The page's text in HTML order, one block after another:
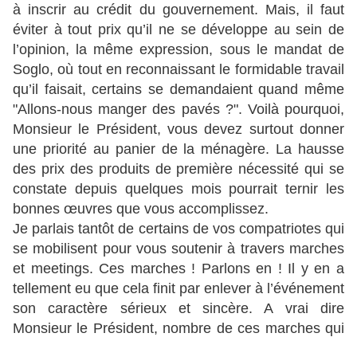
à inscrir au crédit du gouvernement. Mais, il faut
éviter à tout prix qu’il ne se développe au sein de
l’opinion, la même expression, sous le mandat de
Soglo, où tout en reconnaissant le formidable travail
qu’il faisait, certains se demandaient quand même
"Allons-nous manger des pavés ?". Voilà pourquoi,
Monsieur le Président, vous devez surtout donner
une priorité au panier de la ménagère. La hausse
des prix des produits de première nécessité qui se
constate depuis quelques mois pourrait ternir les
bonnes œuvres que vous accomplissez.
Je parlais tantôt de certains de vos compatriotes qui
se mobilisent pour vous soutenir à travers marches
et meetings. Ces marches ! Parlons en ! Il y en a
tellement eu que cela finit par enlever à l’événement
son caractère sérieux et sincère. A vrai dire
Monsieur le Président, nombre de ces marches qui